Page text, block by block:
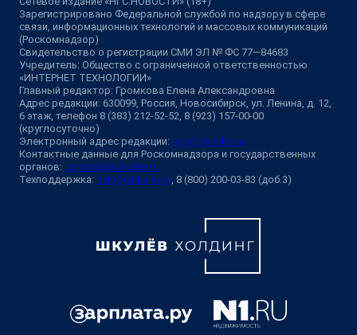
Зарегистрировано Федеральной службой по надзору в сфере
связи, информационных технологий и массовых коммуникаций
(Роскомнадзор)
Свидетельство о регистрации СМИ ЭЛ № ФС 77—84683
Учредитель: Общество с ограниченной ответственностью
«ИНТЕРНЕТ ТЕХНОЛОГИИ»
Главный редактор: Громкова Елена Александровна
Адрес редакции: 630099, Россия, Новосибирск, ул. Ленина, д. 12,
6 этаж, телефон 8 (383) 212-52-52, 8 (923) 157-00-00
(круглосуточно)
Электронный адрес редакции: ngs@shkulev.ru
Контактные данные для Роскомнадзора и государственных
органов: juristnsk@shkulev.ru
Техподдержка: help@shkulev.ru, 8 (800) 200-03-83 (доб.3)